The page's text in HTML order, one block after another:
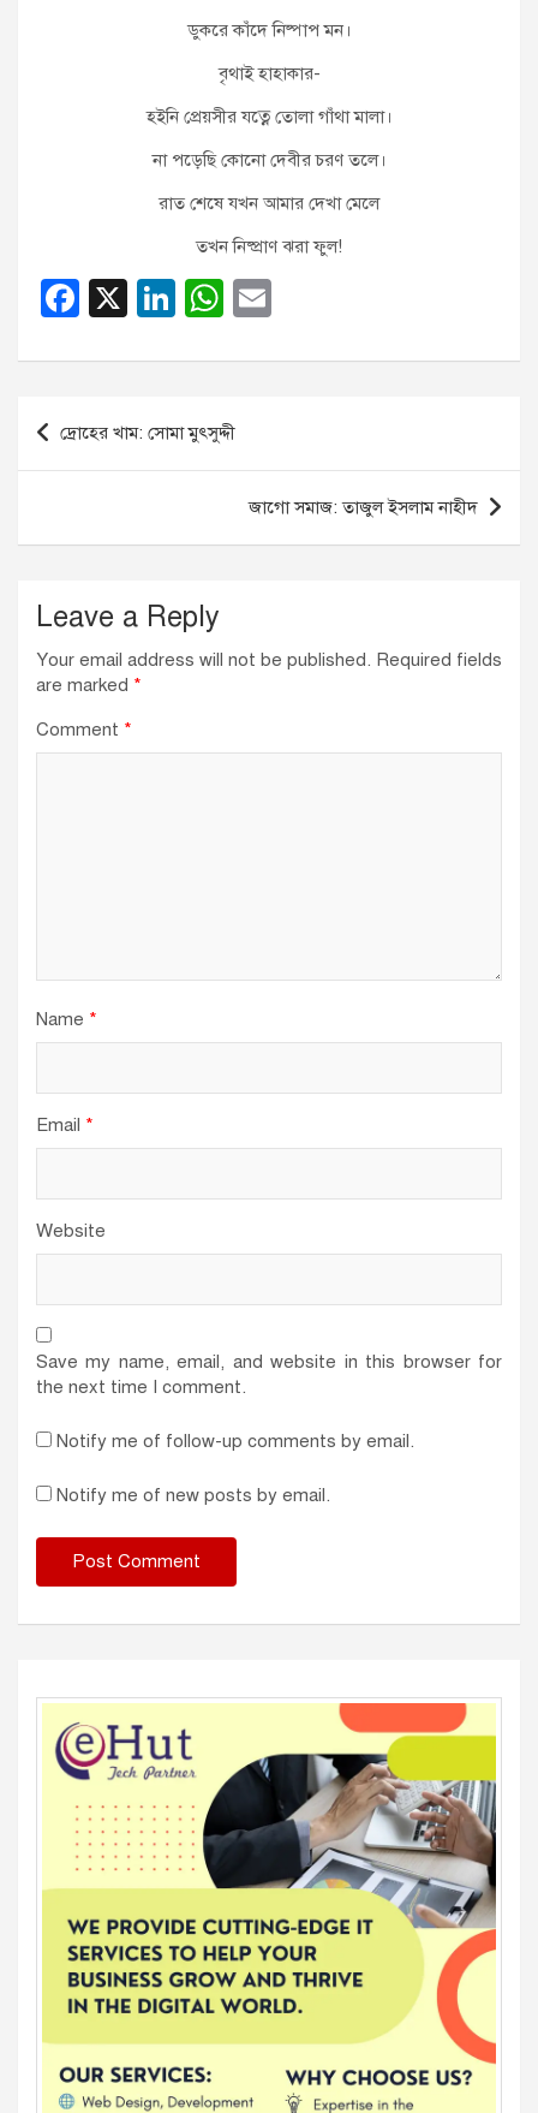
ডুকরে কাঁদে নিষ্পাপ মন।
বৃথাই হাহাকার-
হইনি প্রেয়সীর যত্নে তোলা গাঁথা মালা।
না পড়েছি কোনো দেবীর চরণ তলে।
রাত শেষে যখন আমার দেখা মেলে
তখন নিষ্প্রাণ ঝরা ফুল!
F
c
e
b
X
Li
k
e
dI
W
at
s
A
ail
Post
navigation
দ্রোহের খাম: সোমা মুৎসুদ্দী
জাগো সমাজ: তাজুল ইসলাম নাহীদ
Leave a Reply
Your email address will not be published. Required fields
are marked *
Comment *
Name *
Email *
Website
Save my name, email, and website in this browser for
the next time I comment.
Notify me of follow-up comments by email.
Notify me of new posts by email.